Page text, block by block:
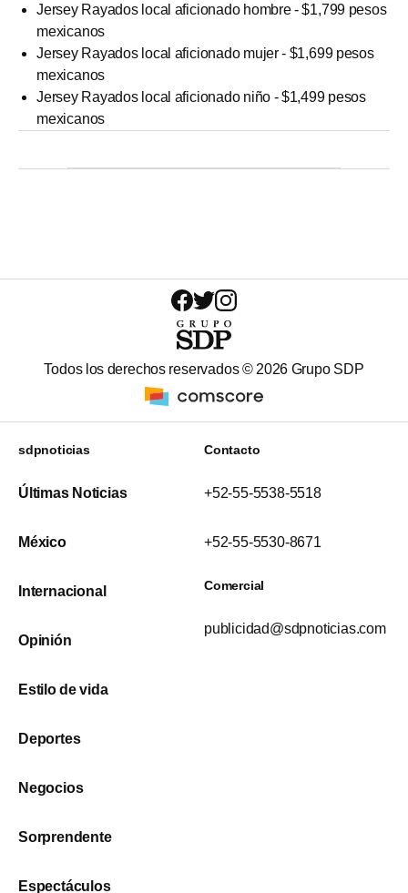
Jersey Rayados local aficionado hombre - $1,799 pesos
mexicanos
Jersey Rayados local aficionado mujer - $1,699 pesos
mexicanos
Jersey Rayados local aficionado niño - $1,499 pesos
mexicanos
Todos los derechos reservados © 2026 Grupo SDP
sdpnoticias
Últimas Noticias
México
Internacional
Opinión
Estilo de vida
Deportes
Negocios
Sorprendente
Espectáculos
Contacto
+52-55-5538-5518
+52-55-5530-8671
Comercial
publicidad@sdpnoticias.com